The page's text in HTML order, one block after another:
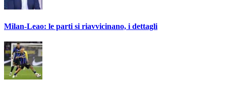
Milan-Leao: le parti si riavvicinano, i dettagli